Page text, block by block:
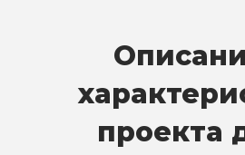
проекта